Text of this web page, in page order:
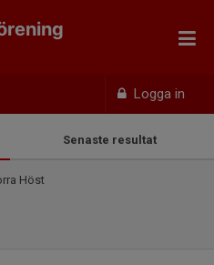
Logga in
Senaste resultat
Höst